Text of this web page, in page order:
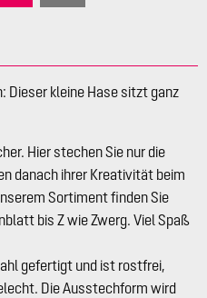
Dieser kleine Hase sitzt ganz
Hier stechen Sie nur die
danach ihrer Kreativität beim
Sortiment finden Sie
bis Z wie Zwerg. Viel Spaß
gefertigt und ist rostfrei,
Die Ausstechform wird